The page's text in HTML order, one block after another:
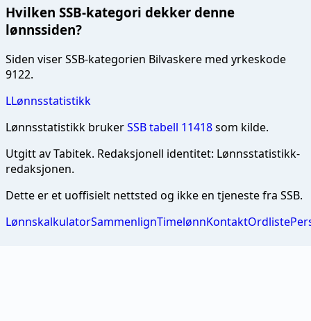
Hvilken SSB-kategori dekker denne
lønnssiden?
Siden viser SSB-kategorien Bilvaskere med yrkeskode
9122.
LLønnsstatistikk
Lønnsstatistikk brukerSSB tabell 11418som kilde.
Utgitt avTabitek. Redaksjonell identitet: Lønnsstatistikk-
redaksjonen.
Dette er et uoffisielt nettsted og ikke en tjeneste fra SSB.
LønnskalkulatorSammenlignTimelønnKontaktOrdliste